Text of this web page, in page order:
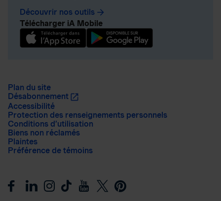
Découvrir nos outils arrow_forward
Télécharger iA Mobile
Plan du site
Désabonnement
Accessibilité
Protection des renseignements personnels
Conditions d’utilisation
Biens non réclamés
Plaintes
Préférence de témoins